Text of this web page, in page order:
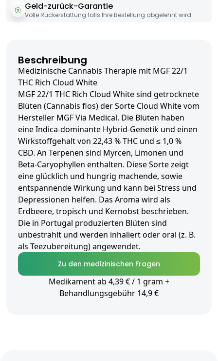
Geld-zurück-Garantie
Volle Rückerstattung falls Ihre Bestellung abgelehnt wird
Beschreibung
Medizinische Cannabis Therapie mit MGF 22/1
THC Rich Cloud White
MGF 22/1 THC Rich Cloud White sind getrocknete
Blüten (Cannabis flos) der Sorte Cloud White vom
Hersteller MGF Via Medical. Die Blüten haben
eine Indica-dominante Hybrid-Genetik und einen
Wirkstoffgehalt von 22,43 % THC und ≤ 1,0 %
CBD. An Terpenen sind Myrcen, Limonen und
Beta-Caryophyllen enthalten. Diese Sorte zeigt
eine glücklich und hungrig machende, sowie
entspannende Wirkung und kann bei Stress und
Depressionen helfen. Das Aroma wird als
Erdbeere, tropisch und Kernobst beschrieben.
Die in Portugal produzierten Blüten sind
unbestrahlt und werden inhaliert oder oral (z. B.
als Teezubereitung) angewendet.
Zu den medizinischen Fragen
Medikament ab 4,39 € / 1 gram +
Behandlungsgebühr 14,9 €